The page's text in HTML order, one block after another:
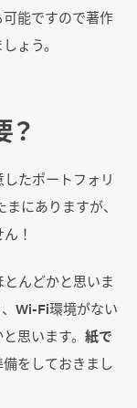
能ですので著作
ょう。
たポートフォリ
にありますが、
！
んどかと思いま
Wi-Fi環境がない
思います。 紙で
をしておきまし